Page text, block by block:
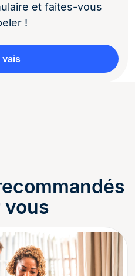
et faites-vous
!
vous